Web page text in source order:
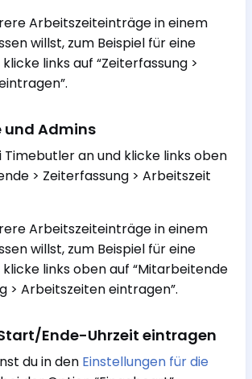
Arbeitszeiteinträge in einem
willst, zum Beispiel für eine
links auf “Zeiterfassung >
und Admins
Timebutler an und klicke links oben
> Zeiterfassung > Arbeitszeit
Arbeitszeiteinträge in einem
willst, zum Beispiel für eine
links oben auf “Mitarbeitende
> Arbeitszeiten eintragen”.
Ende-Uhrzeit eintragen
du in den Einstellungen für die